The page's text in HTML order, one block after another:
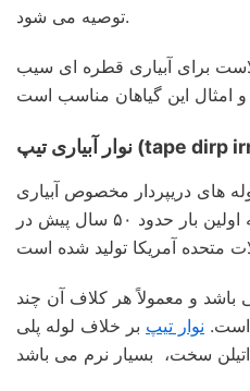
توصیه می شود.
برای آبیاری قطره ای سیب
امثال این گیاهان مناسب است
های دریپردار مخصوص آبیاری
قطره ای محسوب می شود که اولین بار حدود ۵۰ سال پیش در
باشد و معمولاً هر کلاف آن چند
نوار تیپ بر خلاف لوله پلی